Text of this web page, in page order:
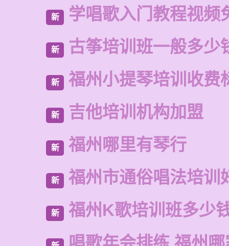
新 学唱歌入门教程视频
新 古筝培训班一般多少
新 福州小提琴培训收费
新 吉他培训机构加盟
新 福州哪里有琴行
新 福州市通俗唱法培训
新 福州K歌培训班多少